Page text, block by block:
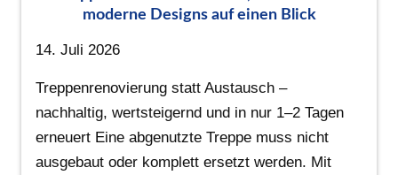
moderne Designs auf einen Blick
14. Juli 2026
Treppenrenovierung statt Austausch –
nachhaltig, wertsteigernd und in nur 1–2 Tagen
erneuert Eine abgenutzte Treppe muss nicht
ausgebaut oder komplett ersetzt werden. Mit